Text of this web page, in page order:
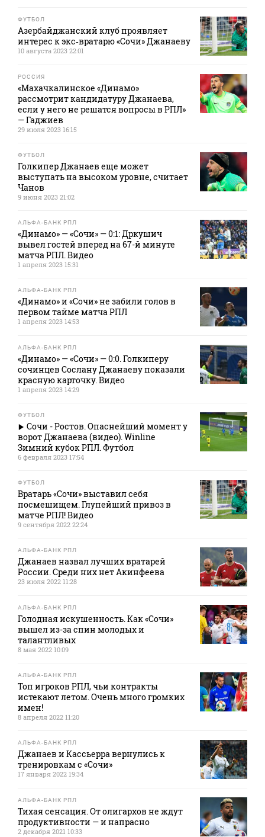
ФУТБОЛ
Азербайджанский клуб проявляет
интерес к экс‑вратарю «Сочи» Джанаеву
10 августа 2023 22:01
РОССИЯ
«Махачкалинское «Динамо»
рассмотрит кандидатуру Джанаева,
если у него не решатся вопросы в РПЛ»
— Гаджиев
29 июля 2023 16:15
ФУТБОЛ
Голкипер Джанаев еще может
выступать на высоком уровне, считает
Чанов
9 июня 2023 21:02
АЛЬФА-БАНК РПЛ
«Динамо» — «Сочи» — 0:1: Дркушич
вывел гостей вперед на 67-й минуте
матча РПЛ. Видео
1 апреля 2023 15:31
АЛЬФА-БАНК РПЛ
«Динамо» и «Сочи» не забили голов в
первом тайме матча РПЛ
1 апреля 2023 14:53
АЛЬФА-БАНК РПЛ
«Динамо» — «Сочи» — 0:0. Голкиперу
сочинцев Сослану Джанаеву показали
красную карточку. Видео
1 апреля 2023 14:29
ФУТБОЛ
Сочи - Ростов. Опаснейший момент у
ворот Джанаева (видео). Winline
Зимний кубок РПЛ. Футбол
6 февраля 2023 17:54
ФУТБОЛ
Вратарь «Сочи» выставил себя
посмешищем. Глупейший привоз в
матче РПЛ! Видео
9 сентября 2022 22:24
АЛЬФА-БАНК РПЛ
Джанаев назвал лучших вратарей
России. Среди них нет Акинфеева
23 июля 2022 11:28
АЛЬФА-БАНК РПЛ
Голодная искушенность. Как «Сочи»
вышел из-за спин молодых и
талантливых
8 мая 2022 10:09
АЛЬФА-БАНК РПЛ
Топ игроков РПЛ, чьи контракты
истекают летом. Очень много громких
имен!
8 апреля 2022 11:20
АЛЬФА-БАНК РПЛ
Джанаев и Кассьерра вернулись к
тренировкам с «Сочи»
17 января 2022 19:34
АЛЬФА-БАНК РПЛ
Тихая сенсация. От олигархов не ждут
продуктивности — и напрасно
2 декабря 2021 10:33